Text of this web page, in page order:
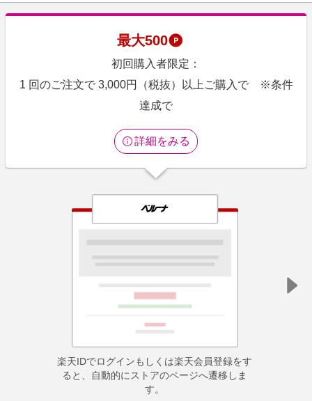
ペット・花・DIY・車
わくわく夏特集
とことん買い物チャレンジ
Apple公式サイト×楽天カード分割払い
Qoo10メガポ
最大500
初回購入者限定：
1 回のご注文で 3,000円（税抜）以上ご購入で ※条件
達成で
詳細をみる
楽天IDでログインもしくは楽天会員登録をす
ると、自動的にストアのページへ遷移しま
す。